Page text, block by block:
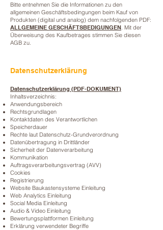
Bitte entnehmen Sie die Informationen zu den
allgemeinen Geschäftsbedingungen beim Kauf von
Produkten (digital und analog) dem nachfolgenden PDF:
ALLGEMEINE GESCHÄFTSBEDIGUNGEN . Mit der
Überweisung des Kaufbetrages stimmen Sie diesen
AGB zu.
Datenschutzerklärung
Datenschutzerklärung (PDF-DOKUMENT)
Inhaltsverzeichnis:
Anwendungsbereich
Rechtsgrundlagen
Kontaktdaten des Verantwortlichen
Speicherdauer
Rechte laut Datenschutz-Grundverordnung
Datenübertragung in Drittländer
Sicherheit der Datenverarbeitung
Kommunikation
Auftragsverarbeitungsvertrag (AVV)
Cookies
Registrierung
Website Baukastensysteme Einleitung
Web Analytics Einleitung
Social Media Einleitung
Audio & Video Einleitung
Bewertungsplattformen Einleitung
Erklärung verwendeter Begriffe